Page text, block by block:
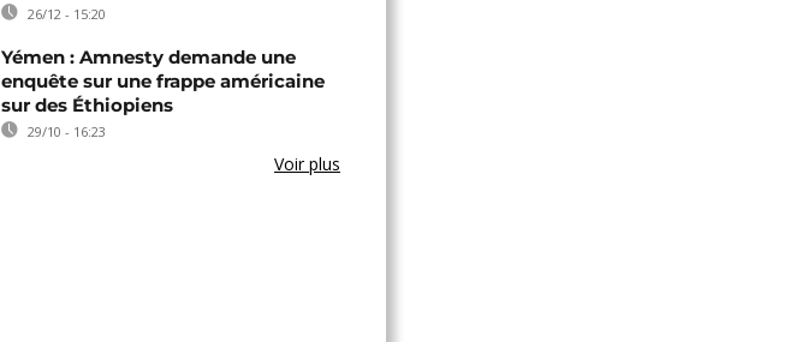
26/12 - 15:20
Yémen : Amnesty demande une
enquête sur une frappe américaine
sur des Éthiopiens
29/10 - 16:23
Voir plus